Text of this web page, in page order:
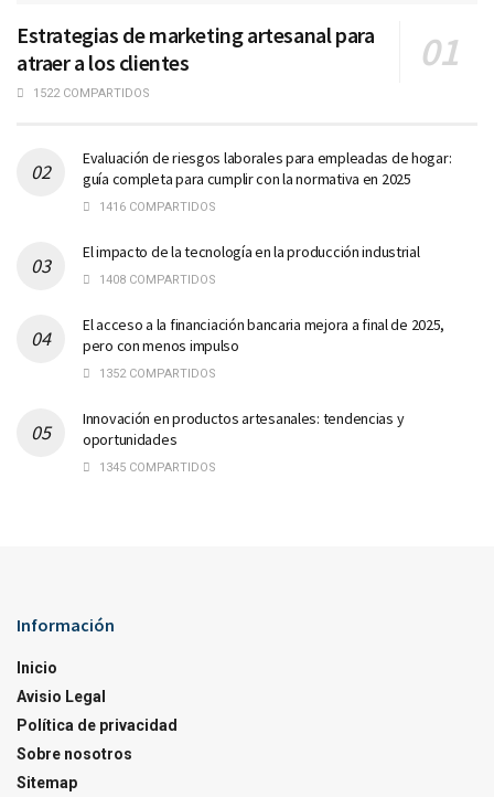
Estrategias de marketing artesanal para
atraer a los clientes
1522 COMPARTIDOS
Evaluación de riesgos laborales para empleadas de hogar:
guía completa para cumplir con la normativa en 2025
1416 COMPARTIDOS
El impacto de la tecnología en la producción industrial
1408 COMPARTIDOS
El acceso a la financiación bancaria mejora a final de 2025,
pero con menos impulso
1352 COMPARTIDOS
Innovación en productos artesanales: tendencias y
oportunidades
1345 COMPARTIDOS
Información
Inicio
Avisio Legal
Política de privacidad
Sobre nosotros
Sitemap